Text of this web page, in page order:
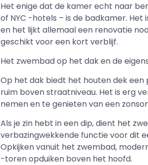
Het enige dat de kamer echt naar
of NYC -hotels – is de badkamer.
en het lijkt allemaal een renovatie
geschikt voor een kort verblijf.
Het zwembad op het dak en de
Op het dak biedt het houten dek
ruim boven straatniveau. Het is erg
nemen en te genieten van een
Als je zin hebt in een dip, dient het
verbazingwekkende functie voor dit
Opkijken vanuit het zwembad,
-toren opduiken boven het hoofd.